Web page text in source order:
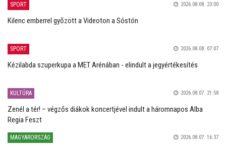
SPORT 2026.08.08. 23:00
Kilenc emberrel győzött a Videoton a Sóstón
SPORT 2026.08.08. 07:07
Kézilabda szuperkupa a MET Arénában - elindult a jegyértékesítés
KULTÚRA 2026.08.07. 21:58
Zenél a tér! – végzős diákok koncertjével indult a háromnapos Alba
Regia Feszt
MAGYARORSZÁG 2026.08.07. 16:37